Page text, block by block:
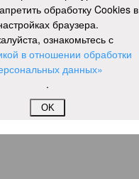
ЕЩЕ НОВОСТИ
ПАРТНЕРОВ
Новости smi2.ru
РАЗДЕЛА «ОБЩЕСТВО»
обработку Cookies в
браузера.
ознакомьтесь с
в отношении обработки
данных»
.
OK